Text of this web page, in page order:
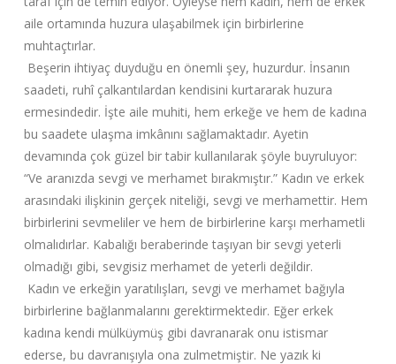
aile ortamında huzura ulaşabilmek için birbirlerine
muhtaçtırlar.
Beşerin ihtiyaç duyduğu en önemli şey, huzurdur. İnsanın
saadeti, ruhî çalkantılardan kendisini kurtararak huzura
ermesindedir. İşte aile muhiti, hem erkeğe ve hem de kadına
bu saadete ulaşma imkânını sağlamaktadır. Ayetin
devamında çok güzel bir tabir kullanılarak şöyle buyruluyor:
“Ve aranızda sevgi ve merhamet bırakmıştır.” Kadın ve erkek
arasındaki ilişkinin gerçek niteliği, sevgi ve merhamettir. Hem
birbirlerini sevmeliler ve hem de birbirlerine karşı merhametli
olmalıdırlar. Kabalığı beraberinde taşıyan bir sevgi yeterli
olmadığı gibi, sevgisiz merhamet de yeterli değildir.
Kadın ve erkeğin yaratılışları, sevgi ve merhamet bağıyla
birbirlerine bağlanmalarını gerektirmektedir. Eğer erkek
kadına kendi mülküymüş gibi davranarak onu istismar
ederse, bu davranışıyla ona zulmetmiştir. Ne yazık ki